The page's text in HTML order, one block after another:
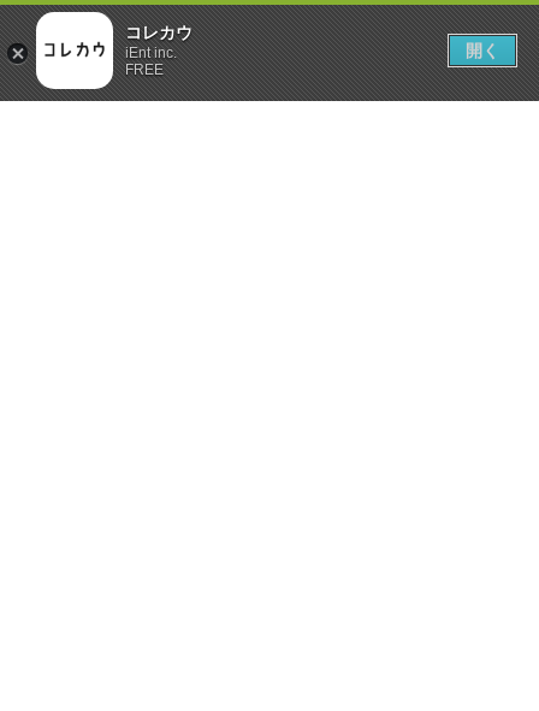
コレカウ
iEnt inc.
FREE
開く